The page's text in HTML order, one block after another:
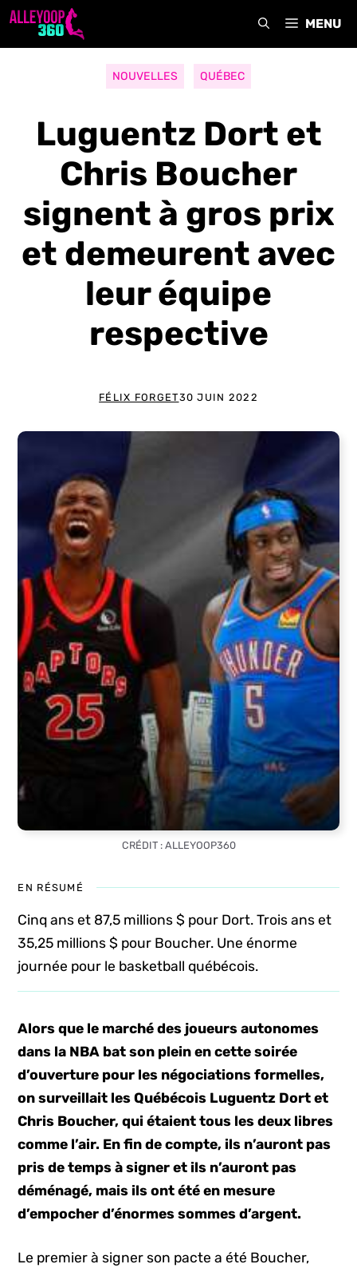
Aller
MENU
NOUVELLES QUÉBEC
Luguentz Dort et
Chris Boucher
signent à gros prix
et demeurent avec
leur équipe
respective
FÉLIX FORGET30 JUIN 2022
CRÉDIT : ALLEYOOP360
EN RÉSUMÉ
Cinq ans et 87,5 millions $ pour Dort. Trois ans et
35,25 millions $ pour Boucher. Une énorme
journée pour le basketball québécois.
Alors que le marché des joueurs autonomes
dans la NBA bat son plein en cette soirée
d’ouverture pour les négociations formelles,
on surveillait les Québécois Luguentz Dort et
Chris Boucher, qui étaient tous les deux libres
comme l’air. En fin de compte, ils n’auront pas
pris de temps à signer et ils n’auront pas
déménagé, mais ils ont été en mesure
d’empocher d’énormes sommes d’argent.
Le premier à signer son pacte a été Boucher,